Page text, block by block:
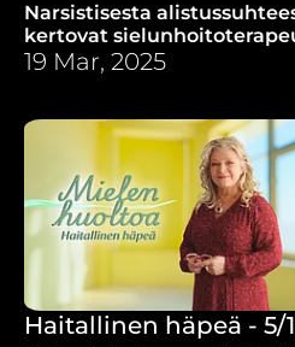
Narsistisesta
kertovat
ja Outi Peltoniemi.
19 Mar, 2025
Haitallinen häpeä - 5/